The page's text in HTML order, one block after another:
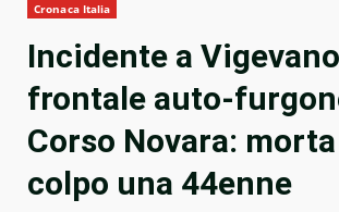
Cronaca Italia
Incidente a
frontale auto-
Corso Novara:
colpo una 44enne